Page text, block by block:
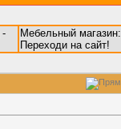
-
Мебельный магазин:
Переходи на сайт!